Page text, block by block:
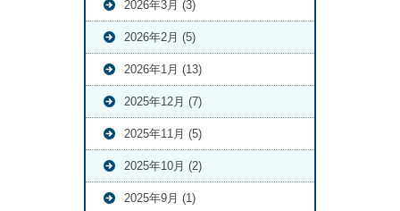
2026年3月 (3)
2026年2月 (5)
2026年1月 (13)
2025年12月 (7)
2025年11月 (5)
2025年10月 (2)
2025年9月 (1)